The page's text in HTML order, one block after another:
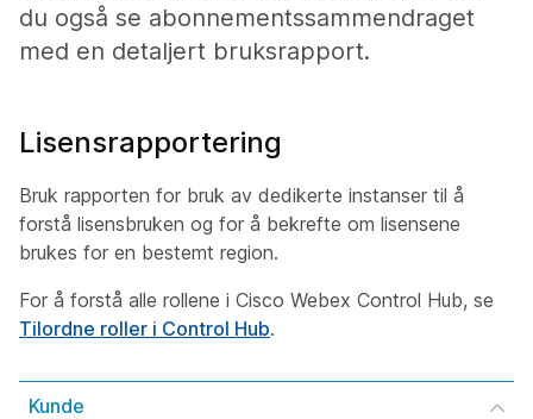
du også se abonnementssammendraget
med en detaljert bruksrapport.
Lisensrapportering
Bruk rapporten for bruk av dedikerte instanser til å
forstå lisensbruken og for å bekrefte om lisensene
brukes for en bestemt region.
For å forstå alle rollene i Cisco Webex Control Hub, se
Tilordne roller i Control Hub.
Kunde